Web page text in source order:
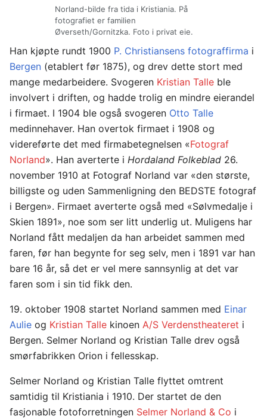
Norland-bilde fra tida i Kristiania. På
fotografiet er familien
Øverseth/Gornitzka. Foto i privat eie.
Han kjøpte rundt 1900 P. Christiansens fotograffirma i
Bergen (etablert før 1875), og drev dette stort med
mange medarbeidere. Svogeren Kristian Talle ble
involvert i driften, og hadde trolig en mindre eierandel
i firmaet. I 1904 ble også svogeren Otto Talle
medinnehaver. Han overtok firmaet i 1908 og
videreførte det med firmabetegnelsen «Fotograf
Norland». Han averterte i Hordaland Folkeblad 26.
november 1910 at Fotograf Norland var «den største,
billigste og uden Sammenligning den BEDSTE fotograf
i Bergen». Firmaet averterte også med «Sølvmedalje i
Skien 1891», noe som ser litt underlig ut. Muligens har
Norland fått medaljen da han arbeidet sammen med
faren, før han begynte for seg selv, men i 1891 var han
bare 16 år, så det er vel mere sannsynlig at det var
faren som i sin tid fikk den.
19. oktober 1908 startet Norland sammen med Einar
Aulie og Kristian Talle kinoen A/S Verdenstheateret i
Bergen. Selmer Norland og Kristian Talle drev også
smørfabrikken Orion i fellesskap.
Selmer Norland og Kristian Talle flyttet omtrent
samtidig til Kristiania i 1910. Der startet de den
fasjonable fotoforretningen Selmer Norland & Co i